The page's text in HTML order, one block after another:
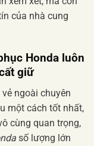
của nhà cung
Honda luôn
giữ
ngoài chuyên
một cách tốt nhất,
cùng quan trọng,
số lượng lớn